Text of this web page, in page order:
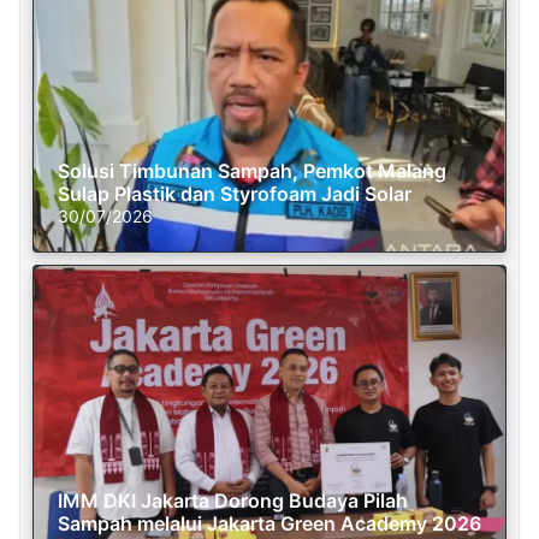
Solusi Timbunan Sampah, Pemkot Malang
Sulap Plastik dan Styrofoam Jadi Solar
30/07/2026
IMM DKI Jakarta Dorong Budaya Pilah
Sampah melalui Jakarta Green Academy 2026